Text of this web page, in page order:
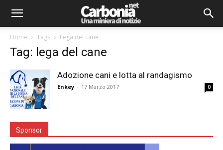
Home Tags Lega del cane
Tag: lega del cane
Adozione cani e lotta al randagismo
Enkey - 17 Marzo 2017 0
Sponsor